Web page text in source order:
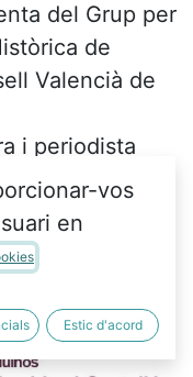
del Grup per
de
Valencià de
i periodista
l'actualitat
de la Memòria
Conselleria
vos
en
Estic d'acord